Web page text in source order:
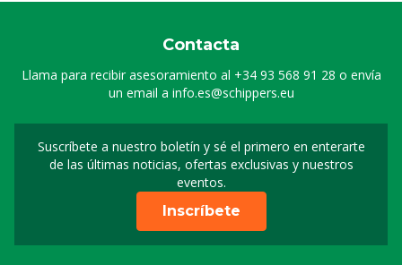
Contacta
Llama para recibir asesoramiento al +34 93 568 91 28 o envía
un email a info.es@schippers.eu
Suscríbete a nuestro boletín y sé el primero en enterarte
de las últimas noticias, ofertas exclusivas y nuestros
eventos.
Suscripción a nuestro
Inscríbete